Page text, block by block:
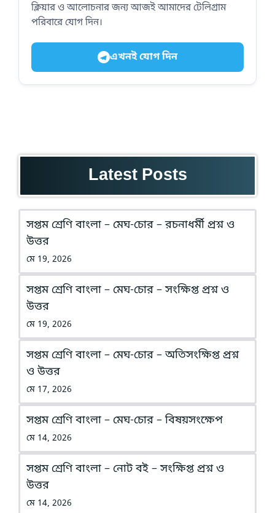
ক্লিয়ার ও আলোচনার জন্য আজই আমাদের টেলিগ্রাম
পরিবারে যোগ দিন।
এখনই যোগ দিন
Latest Posts
সপ্তম শ্রেণি বাংলা – মেঘ-চোর – রচনাধর্মী প্রশ্ন ও
উত্তর
মে 19, 2026
সপ্তম শ্রেণি বাংলা – মেঘ-চোর – সংক্ষিপ্ত প্রশ্ন ও
উত্তর
মে 19, 2026
সপ্তম শ্রেণি বাংলা – মেঘ-চোর – অতিসংক্ষিপ্ত প্রশ্ন
ও উত্তর
মে 17, 2026
সপ্তম শ্রেণি বাংলা – মেঘ-চোর – বিষয়সংক্ষেপ
মে 14, 2026
সপ্তম শ্রেণি বাংলা – নোট বই – সংক্ষিপ্ত প্রশ্ন ও
উত্তর
মে 14, 2026